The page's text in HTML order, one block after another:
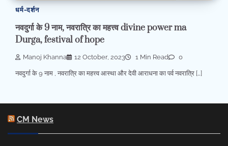
धर्म-दर्शन
नवदुर्गा के 9 नाम, नवरात्रि का महत्त्व divine power ma
Durga, festival of hope
Manoj Khanna 12 October, 2023 1 Min Read 0
नवदुर्गा के 9 नाम , नवरात्रि का महत्त्व आस्था और देवी आराधना का पर्व नवरात्रि […]
CM News